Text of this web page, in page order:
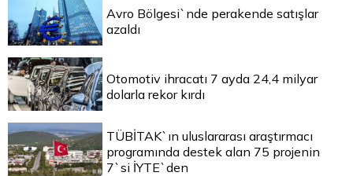
Avro Bölgesi`nde perakende satışlar
azaldı
Otomotiv ihracatı 7 ayda 24,4 milyar
dolarla rekor kırdı
TÜBİTAK`ın uluslararası araştırmacı
programında destek alan 75 projenin
7`si İYTE`den